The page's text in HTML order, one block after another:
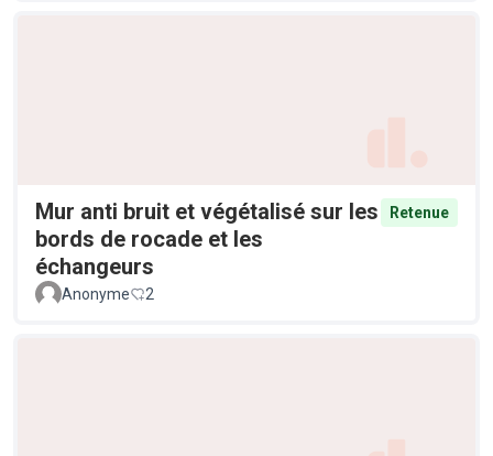
Mur anti bruit et végétalisé sur les
bords de rocade et les
échangeurs
Retenue
Anonyme 2